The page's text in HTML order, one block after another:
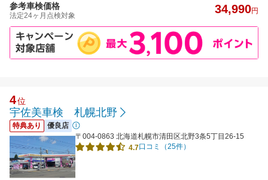
参考車検価格
法定24ヶ月点検対象 34,990円
4位
宇佐美車検 札幌北野
特典あり
優良店
〒004-0863 北海道札幌市清田区北野3条5丁目26-15
4.7口コミ（25件）